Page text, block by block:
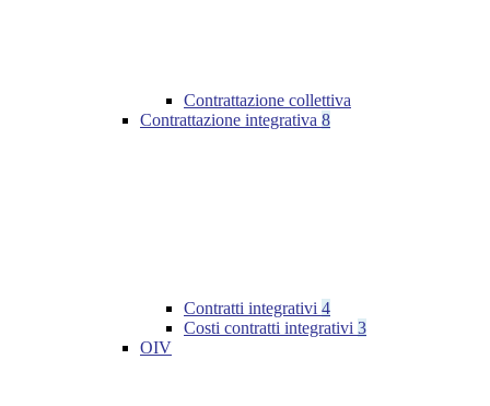
Contrattazione collettiva
Contrattazione integrativa 8
Contratti integrativi 4
Costi contratti integrativi 3
OIV